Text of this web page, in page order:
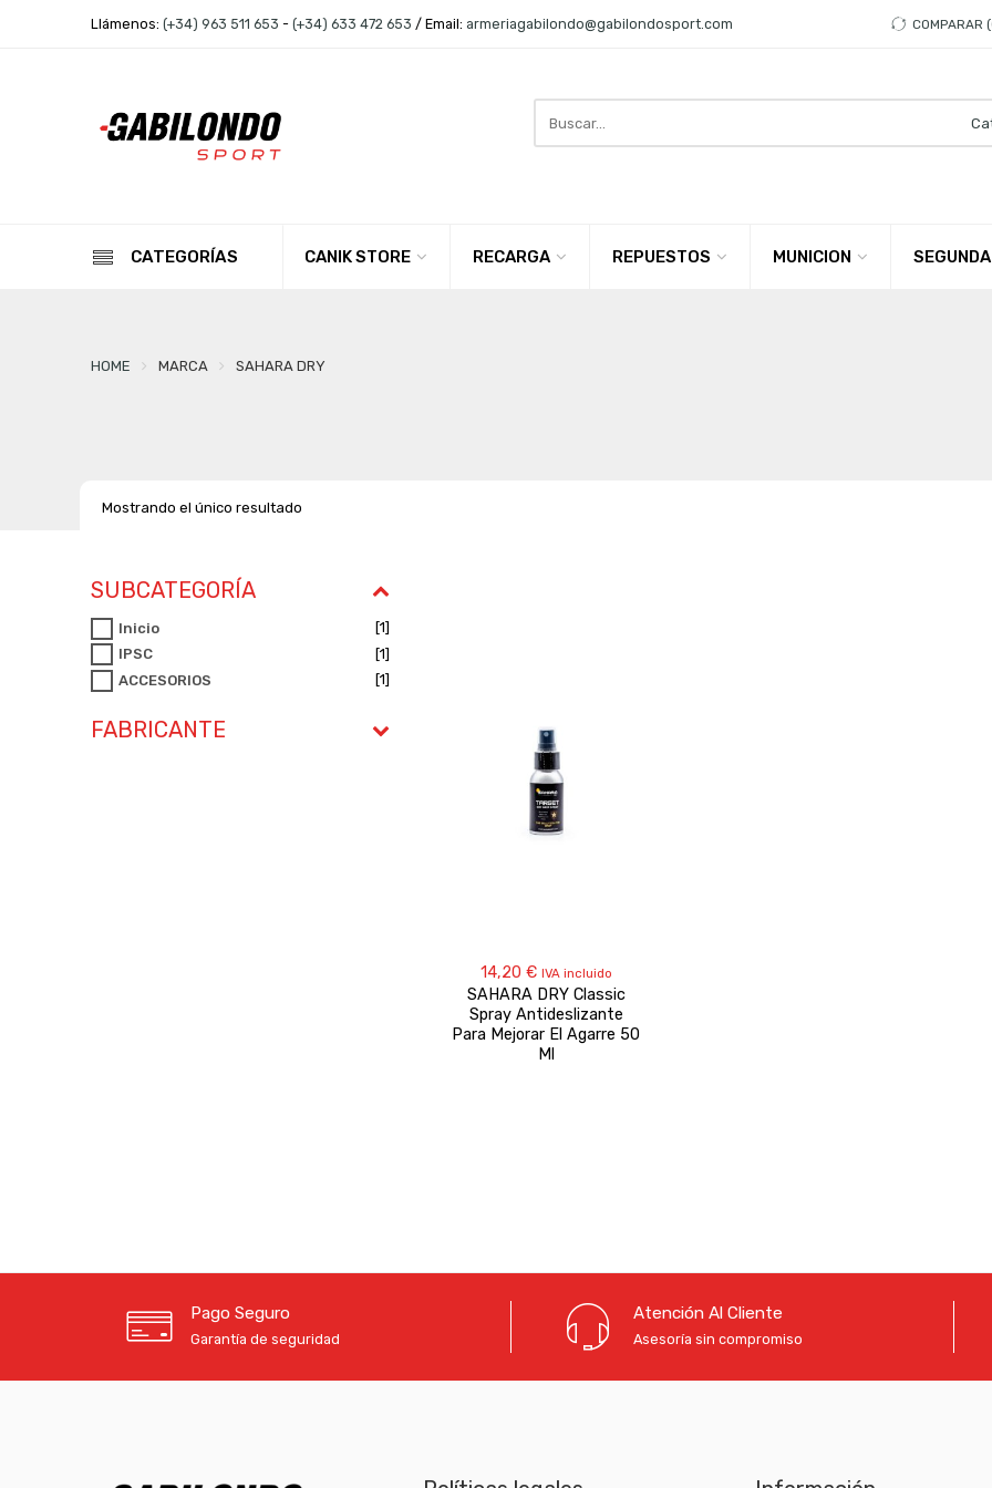
Llámenos: (+34) 963 511 653 - (+34) 633 472 653 / Email: armeriagabilondo@gabilondosport.com COMPARAR
here
CATEGORÍAS CANIK STORE RECARGA REPUESTOS MUNICION
HOME MARCA SAHARA DRY
Mostrando el único resultado
14,20 € IVA incluido
SAHARA DRY Classic
Spray Antideslizante
Para Mejorar El Agarre 50
Ml
SUBCATEGORÍA
Inicio
[1]
IPSC
[1]
ACCESORIOS
[1]
FABRICANTE
Pago Seguro
Garantía de seguridad
Atención Al Cliente
Asesoría sin compromiso